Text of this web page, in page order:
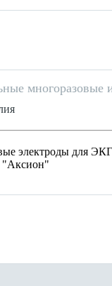
многоразовые
электроды для
"Аксион"